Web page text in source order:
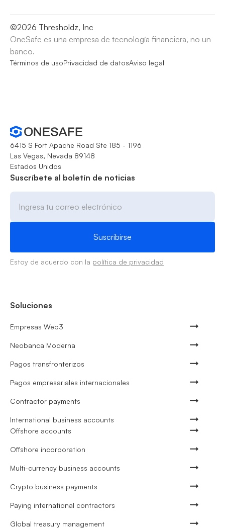
©2026 Thresholdz, Inc
OneSafe es una empresa de tecnología financiera, no un
banco.
Términos de usoPrivacidad de datosAviso legal
6415 S Fort Apache Road Ste 185 - 1196
Las Vegas, Nevada 89148
Estados Unidos
Suscríbete al boletín de noticias
Estoy de acuerdo con la política de privacidad
Soluciones
Empresas Web3
Neobanca Moderna
Pagos transfronterizos
Pagos empresariales internacionales
Contractor payments
International business accounts
Offshore accounts
Offshore incorporation
Multi-currency business accounts
Crypto business payments
Paying international contractors
Global treasury management